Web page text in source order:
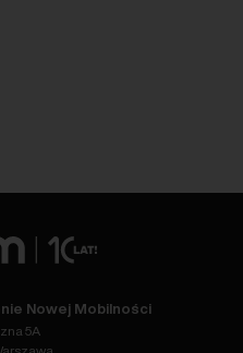
Nowej Mobilności
5A